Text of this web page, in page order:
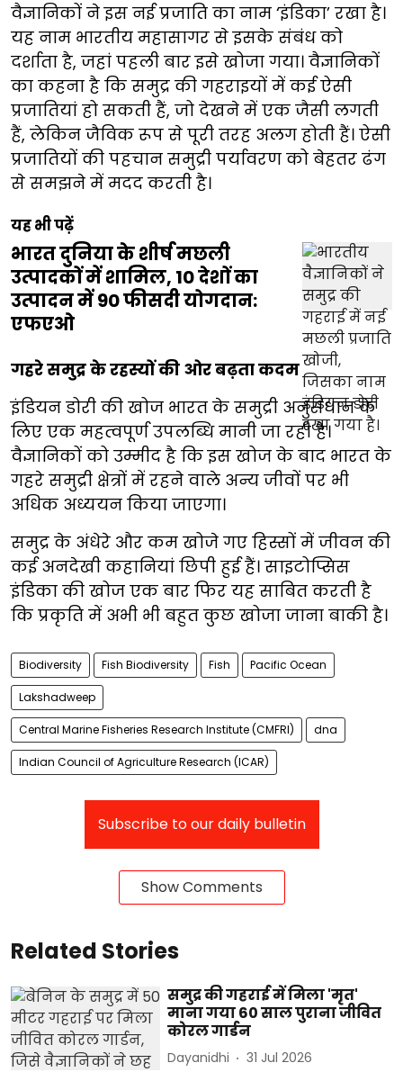
वैज्ञानिकों ने इस नई प्रजाति का नाम ‘इंडिका’ रखा है।
यह नाम भारतीय महासागर से इसके संबंध को
दर्शाता है, जहां पहली बार इसे खोजा गया। वैज्ञानिकों
का कहना है कि समुद्र की गहराइयों में कई ऐसी
प्रजातियां हो सकती हैं, जो देखने में एक जैसी लगती
हैं, लेकिन जैविक रूप से पूरी तरह अलग होती हैं। ऐसी
प्रजातियों की पहचान समुद्री पर्यावरण को बेहतर ढंग
से समझने में मदद करती है।
यह भी पढ़ें
भारत दुनिया के शीर्ष मछली
उत्पादकों में शामिल, 10 देशों का
उत्पादन में 90 फीसदी योगदान:
एफएओ
गहरे समुद्र के रहस्यों की ओर बढ़ता कदम
इंडियन डोरी की खोज भारत के समुद्री अनुसंधान के
लिए एक महत्वपूर्ण उपलब्धि मानी जा रही है।
वैज्ञानिकों को उम्मीद है कि इस खोज के बाद भारत के
गहरे समुद्री क्षेत्रों में रहने वाले अन्य जीवों पर भी
अधिक अध्ययन किया जाएगा।
समुद्र के अंधेरे और कम खोजे गए हिस्सों में जीवन की
कई अनदेखी कहानियां छिपी हुई हैं। साइटोप्सिस
इंडिका की खोज एक बार फिर यह साबित करती है
कि प्रकृति में अभी भी बहुत कुछ खोजा जाना बाकी है।
Biodiversity Fish Biodiversity Fish Pacific Ocean
Lakshadweep
Central Marine Fisheries Research Institute (CMFRI) dna
Indian Council of Agriculture Research (ICAR)
Subscribe to our daily bulletin
Show Comments
Related Stories
समुद्र की गहराई में मिला 'मृत'
माना गया 60 साल पुराना जीवित
कोरल गार्डन
Dayanidhi 31 Jul 2026